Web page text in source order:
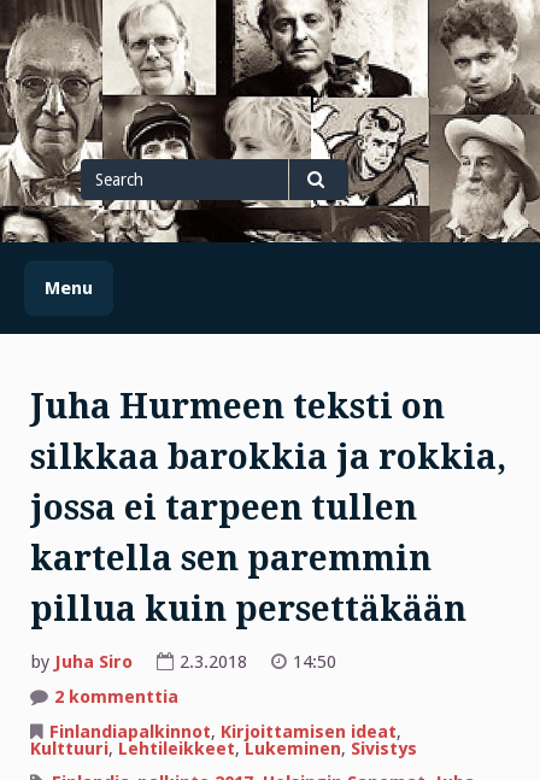
Skip
to
content
Search
for
Search
Menu
Juha Hurmeen teksti on
silkkaa barokkia ja rokkia,
jossa ei tarpeen tullen
kartella sen paremmin
pillua kuin persettäkään
by Juha Siro 2.3.2018
14:50
2 kommenttia
Hurmeen
teksti
Finlandiapalkinnot, Kirjoittamisen ideat,
Kulttuuri, Lehtileikkeet,Lukeminen, Sivistys